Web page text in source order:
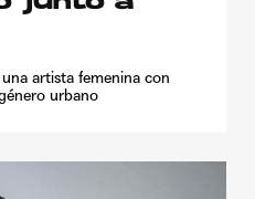
artista femenina con
urbano